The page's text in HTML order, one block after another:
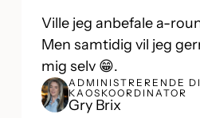
Ville jeg anbefale a-
Men samtidig vil jeg
mig selv 😁.
ADMINISTRERENDE
KAOSKOORDINATOR
Gry Brix